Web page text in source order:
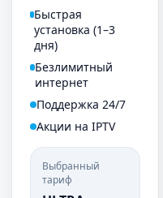
Быстрая
установка (1–3
дня)
Безлимитный
интернет
Поддержка 24/7
Акции на IPTV
Выбранный
тариф